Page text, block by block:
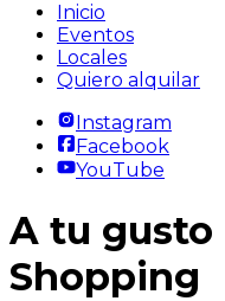
Inicio
Eventos
Locales
Quiero alquilar
Instagram
Facebook
YouTube
A tu gusto
Shopping